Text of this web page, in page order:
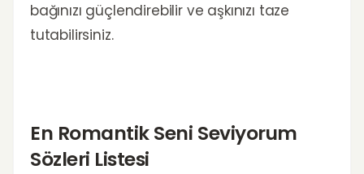
bağınızı güçlendirebilir ve aşkınızı taze
tutabilirsiniz.
En Romantik Seni Seviyorum
Sözleri Listesi